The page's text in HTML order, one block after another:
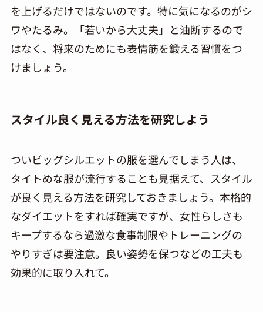
を上げるだけではないのです。特に気になるのがシ
ワやたるみ。「若いから大丈夫」と油断するので
はなく、将来のためにも表情筋を鍛える習慣をつ
けましょう。
スタイル良く見える方法を研究しよう
ついビッグシルエットの服を選んでしまう人は、
タイトめな服が流行することも見据えて、スタイル
が良く見える方法を研究しておきましょう。本格的
なダイエットをすれば確実ですが、女性らしさも
キープするなら過激な食事制限やトレーニングの
やりすぎは要注意。良い姿勢を保つなどの工夫も
効果的に取り入れて。